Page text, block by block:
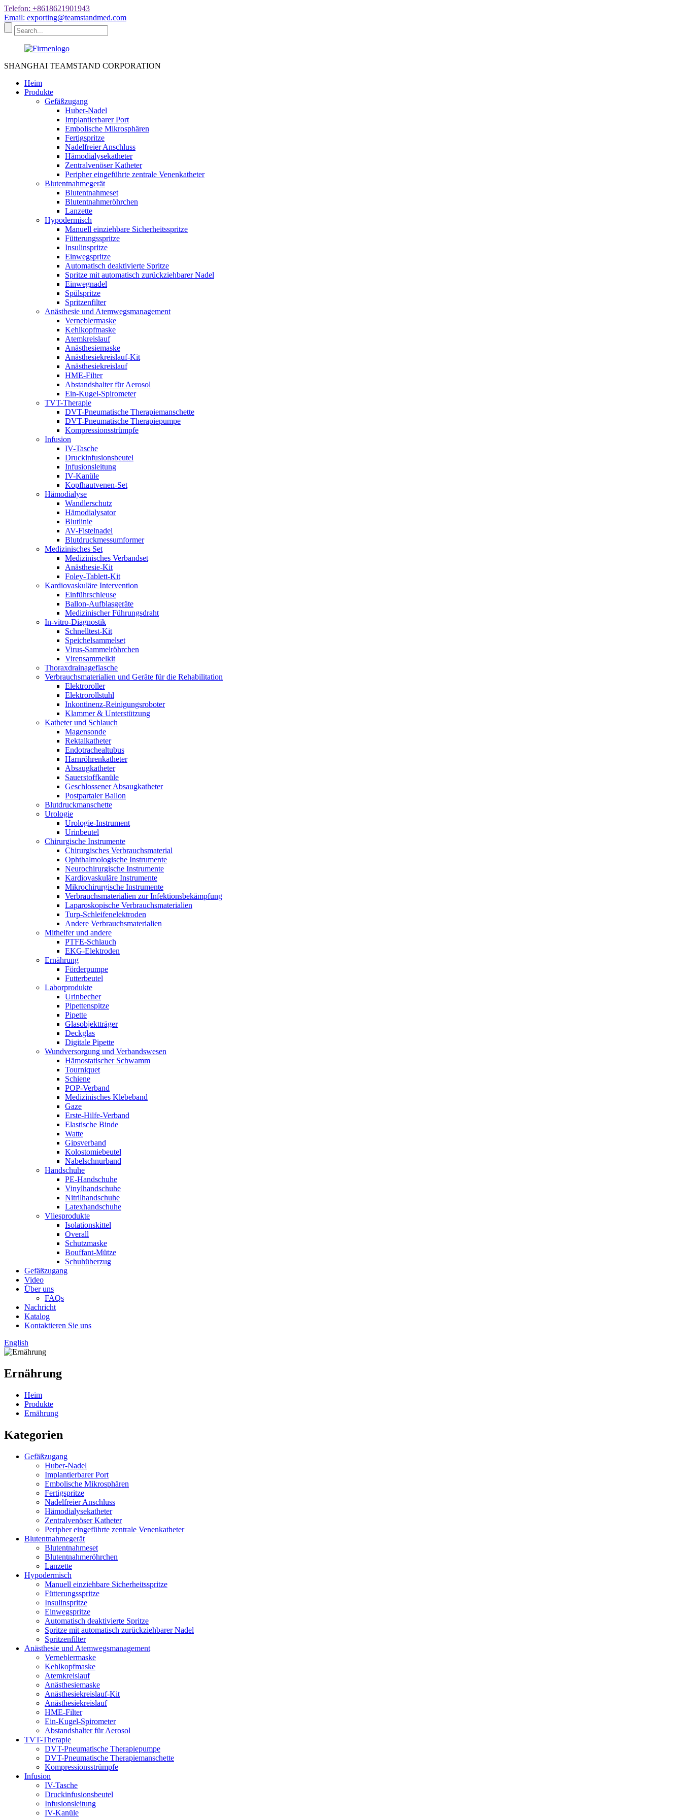
Telefon: +8618621901943
Email: exporting@teamstandmed.com
SHANGHAI TEAMSTAND CORPORATION
Heim
Produkte
Gefäßzugang
Huber-Nadel
Implantierbarer Port
Embolische Mikrosphären
Fertigspritze
Nadelfreier Anschluss
Hämodialysekatheter
Zentralvenöser Katheter
Peripher eingeführte zentrale Venenkatheter
Blutentnahmegerät
Blutentnahmeset
Blutentnahmeröhrchen
Lanzette
Hypodermisch
Manuell einziehbare Sicherheitsspritze
Fütterungsspritze
Insulinspritze
Einwegspritze
Automatisch deaktivierte Spritze
Spritze mit automatisch zurückziehbarer Nadel
Einwegnadel
Spülspritze
Spritzenfilter
Anästhesie und Atemwegsmanagement
Verneblermaske
Kehlkopfmaske
Atemkreislauf
Anästhesiemaske
Anästhesiekreislauf-Kit
Anästhesiekreislauf
HME-Filter
Abstandshalter für Aerosol
Ein-Kugel-Spirometer
TVT-Therapie
DVT-Pneumatische Therapiemanschette
DVT-Pneumatische Therapiepumpe
Kompressionsstrümpfe
Infusion
IV-Tasche
Druckinfusionsbeutel
Infusionsleitung
IV-Kanüle
Kopfhautvenen-Set
Hämodialyse
Wandlerschutz
Hämodialysator
Blutlinie
AV-Fistelnadel
Blutdruckmessumformer
Medizinisches Set
Medizinisches Verbandset
Anästhesie-Kit
Foley-Tablett-Kit
Kardiovaskuläre Intervention
Einführschleuse
Ballon-Aufblasgeräte
Medizinischer Führungsdraht
In-vitro-Diagnostik
Schnelltest-Kit
Speichelsammelset
Virus-Sammelröhrchen
Virensammelkit
Thoraxdrainageflasche
Verbrauchsmaterialien und Geräte für die Rehabilitation
Elektroroller
Elektrorollstuhl
Inkontinenz-Reinigungsroboter
Klammer & Unterstützung
Katheter und Schlauch
Magensonde
Rektalkatheter
Endotrachealtubus
Harnröhrenkatheter
Absaugkatheter
Sauerstoffkanüle
Geschlossener Absaugkatheter
Postpartaler Ballon
Blutdruckmanschette
Urologie
Urologie-Instrument
Urinbeutel
Chirurgische Instrumente
Chirurgisches Verbrauchsmaterial
Ophthalmologische Instrumente
Neurochirurgische Instrumente
Kardiovaskuläre Instrumente
Mikrochirurgische Instrumente
Verbrauchsmaterialien zur Infektionsbekämpfung
Laparoskopische Verbrauchsmaterialien
Turp-Schleifenelektroden
Andere Verbrauchsmaterialien
Mithelfer und andere
PTFE-Schlauch
EKG-Elektroden
Ernährung
Förderpumpe
Futterbeutel
Laborprodukte
Urinbecher
Pipettenspitze
Pipette
Glasobjektträger
Deckglas
Digitale Pipette
Wundversorgung und Verbandswesen
Hämostatischer Schwamm
Tourniquet
Schiene
POP-Verband
Medizinisches Klebeband
Gaze
Erste-Hilfe-Verband
Elastische Binde
Watte
Gipsverband
Kolostomiebeutel
Nabelschnurband
Handschuhe
PE-Handschuhe
Vinylhandschuhe
Nitrilhandschuhe
Latexhandschuhe
Vliesprodukte
Isolationskittel
Overall
Schutzmaske
Bouffant-Mütze
Schuhüberzug
Gefäßzugang
Video
Über uns
FAQs
Nachricht
Katalog
Kontaktieren Sie uns
English
Ernährung
Heim
Produkte
Ernährung
Kategorien
Gefäßzugang
Huber-Nadel
Implantierbarer Port
Embolische Mikrosphären
Fertigspritze
Nadelfreier Anschluss
Hämodialysekatheter
Zentralvenöser Katheter
Peripher eingeführte zentrale Venenkatheter
Blutentnahmegerät
Blutentnahmeset
Blutentnahmeröhrchen
Lanzette
Hypodermisch
Manuell einziehbare Sicherheitsspritze
Fütterungsspritze
Insulinspritze
Einwegspritze
Automatisch deaktivierte Spritze
Spritze mit automatisch zurückziehbarer Nadel
Spritzenfilter
Anästhesie und Atemwegsmanagement
Verneblermaske
Kehlkopfmaske
Atemkreislauf
Anästhesiemaske
Anästhesiekreislauf-Kit
Anästhesiekreislauf
HME-Filter
Ein-Kugel-Spirometer
Abstandshalter für Aerosol
TVT-Therapie
DVT-Pneumatische Therapiepumpe
DVT-Pneumatische Therapiemanschette
Kompressionsstrümpfe
Infusion
IV-Tasche
Druckinfusionsbeutel
Infusionsleitung
IV-Kanüle